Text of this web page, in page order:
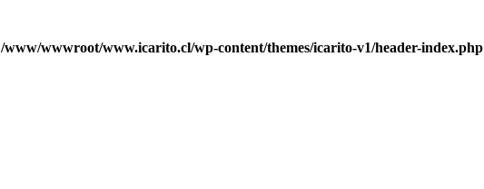
/www/wwwroot/www.icarito.cl/wp-content/themes/icarito-v1/header-index.php